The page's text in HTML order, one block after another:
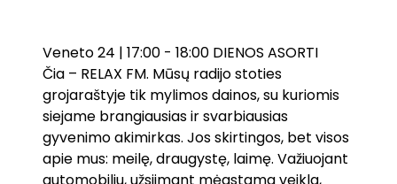
Veneto 24 | 17:00 - 18:00 DIENOS ASORTI
Čia – RELAX FM. Mūsų radijo stoties
grojaraštyje tik mylimos dainos, su kuriomis
siejame brangiausias ir svarbiausias
gyvenimo akimirkas. Jos skirtingos, bet visos
apie mus: meilę, draugystę, laimę. Važiuojant